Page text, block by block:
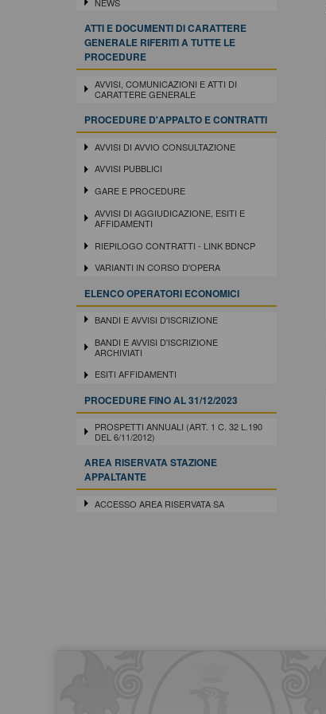
ATTI E DOCUMENTI DI CARATTERE
GENERALE RIFERITI A TUTTE LE
PROCEDURE
AVVISI, COMUNICAZIONI E ATTI DI
CARATTERE GENERALE
PROCEDURE D'APPALTO E CONTRATTI
AVVISI DI AVVIO CONSULTAZIONE
AVVISI PUBBLICI
GARE E PROCEDURE
AVVISI DI AGGIUDICAZIONE, ESITI E
AFFIDAMENTI
RIEPILOGO CONTRATTI - LINK BDNCP
VARIANTI IN CORSO D'OPERA
ELENCO OPERATORI ECONOMICI
BANDI E AVVISI D'ISCRIZIONE
BANDI E AVVISI D'ISCRIZIONE
ARCHIVIATI
ESITI AFFIDAMENTI
PROCEDURE FINO AL 31/12/2023
PROSPETTI ANNUALI (ART. 1 C. 32 L.190
DEL 6/11/2012)
AREA RISERVATA STAZIONE
APPALTANTE
ACCESSO AREA RISERVATA SA